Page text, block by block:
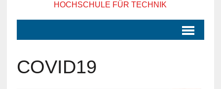
HOCHSCHULE FÜR TECHNIK
COVID19